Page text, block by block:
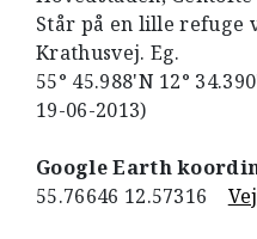
Står på en lille refuge
Krathusvej. Eg.
55° 45.988'N 12°
19-06-2013)
Google Earth
55.76646 12.57316